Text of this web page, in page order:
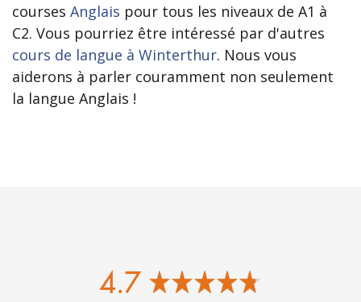
courses Anglais pour tous les niveaux de A1 à
C2. Vous pourriez être intéressé par d'autres
cours de langue à Winterthur. Nous vous
aiderons à parler couramment non seulement
la langue Anglais !
4.7